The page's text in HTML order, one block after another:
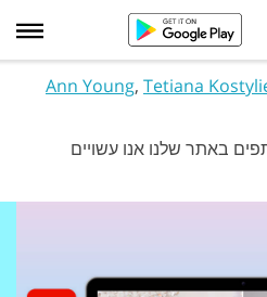
Ann Young, Tetiana
באתר שלנו אנו עשויים